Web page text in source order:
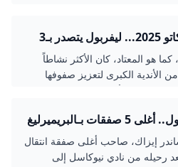
أغلى 10 صفقات في ميركاتو 2025... ليفربول يتصدر بـ3
هو المعتاد، كان الأكثر نشاطاً
الأندية الكبرى لتعزيز صفوفها
بـالبريميرليغ
إيزاك، صاحب أغلى صفقة انتقال
رحيله من نادي نيوكاسل إلى